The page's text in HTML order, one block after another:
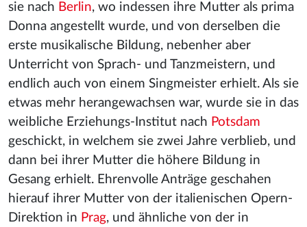
sie nach Berlin, wo indessen ihre Mutter als prima
Donna angestellt wurde, und von derselben die
erste musikalische Bildung, nebenher aber
Unterricht von Sprach- und Tanzmeistern, und
endlich auch von einem Singmeister erhielt. Als sie
etwas mehr herangewachsen war, wurde sie in das
weibliche Erziehungs-Institut nach Potsdam
geschickt, in welchem sie zwei Jahre verblieb, und
dann bei ihrer Mutter die höhere Bildung in
Gesang erhielt. Ehrenvolle Anträge geschahen
hierauf ihrer Mutter von der italienischen Opern-
Direktion in Prag, und ähnliche von der in